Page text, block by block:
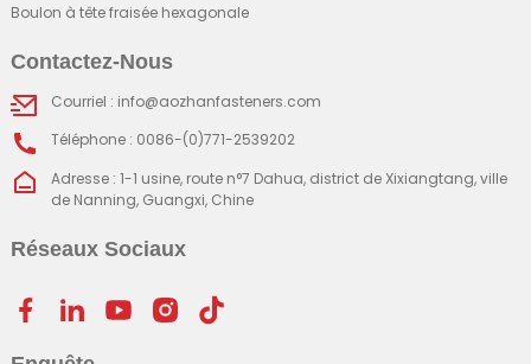
Boulon à tête fraisée hexagonale
Contactez-Nous
Courriel : info@aozhanfasteners.com
Téléphone : 0086-(0)771-2539202
Adresse : 1-1 usine, route n°7 Dahua, district de Xixiangtang, ville
de Nanning, Guangxi, Chine
Réseaux Sociaux